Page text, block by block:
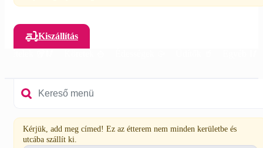
Kiszállítás
Kérjük, add meg címed! Ez az étterem nem minden kerületbe és
utcába szállít ki.